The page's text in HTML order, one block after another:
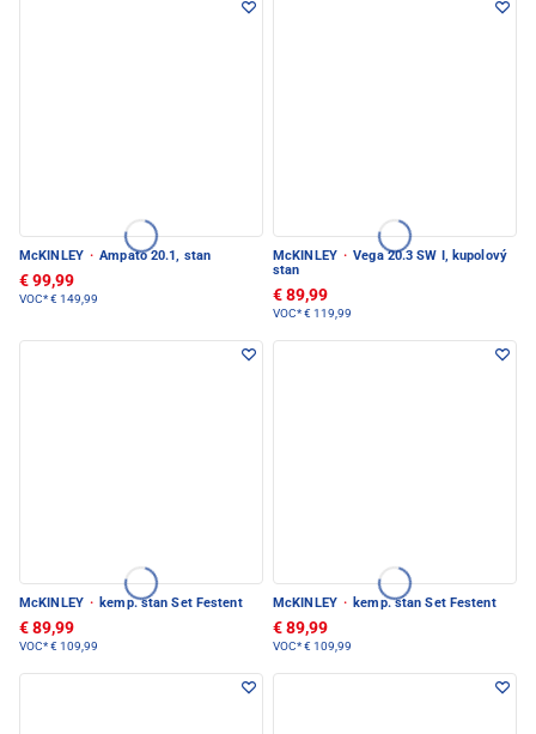
McKINLEY · Ampato 20.1, stan
€ 99,99
VOC*€ 149,99
McKINLEY · Vega 20.3 SW I, kupolový
stan
€ 89,99
VOC*€ 119,99
McKINLEY · kemp. stan Set Festent
€ 89,99
VOC*€ 109,99
McKINLEY · kemp. stan Set Festent
€ 89,99
VOC*€ 109,99